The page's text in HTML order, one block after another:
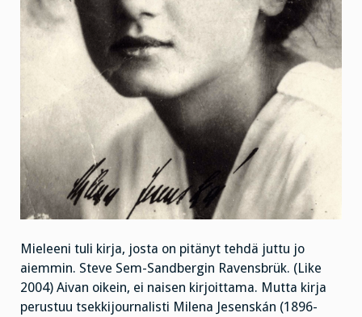
Mieleeni tuli kirja, josta on pitänyt tehdä juttu jo
aiemmin. Steve Sem-Sandbergin Ravensbrük. (Like
2004) Aivan oikein, ei naisen kirjoittama. Mutta kirja
perustuu tsekkijournalisti Milena Jesenskán (1896-